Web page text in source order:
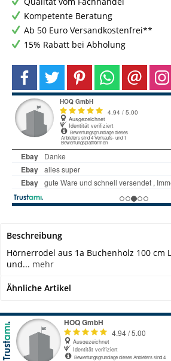
Kompetente Beratung
Ab 50 Euro Versandkostenfrei**
15% Rabatt bei Abholung
Beschreibung
Hörnerrodel aus 1a Buchenholz 100 cm
und... mehr
Ähnliche Artikel